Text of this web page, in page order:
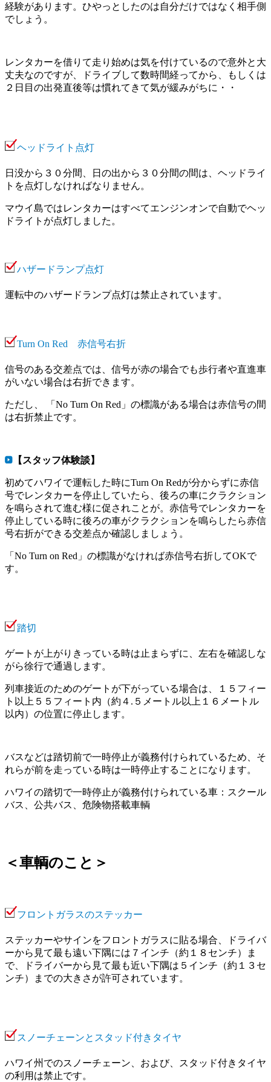
経験があります。ひやっとしたのは自分だけではなく相手側
でしょう。
レンタカーを借りて走り始めは気を付けているので意外と大
丈夫なのですが、ドライブして数時間経ってから、もしくは
２日目の出発直後等は慣れてきて気が緩みがちに・・
ヘッドライト点灯
日没から３０分間、日の出から３０分間の間は、ヘッドライ
トを点灯しなければなりません。
マウイ島ではレンタカーはすべてエンジンオンで自動でヘッ
ドライトが点灯しました。
ハザードランプ点灯
運転中のハザードランプ点灯は禁止されています。
Turn On Red 赤信号右折
信号のある交差点では、信号が赤の場合でも歩行者や直進車
がいない場合は右折できます。
ただし、 「No Turn On Red」の標識がある場合は赤信号の間
は右折禁止です。
【スタッフ体験談】
初めてハワイで運転した時にTurn On Redが分からずに赤信
号でレンタカーを停止していたら、後ろの車にクラクション
を鳴らされて進む様に促されことが。赤信号でレンタカーを
停止している時に後ろの車がクラクションを鳴らしたら赤信
号右折ができる交差点か確認しましょう。
「No Turn on Red」の標識がなければ赤信号右折してOKで
す。
踏切
ゲートが上がりきっている時は止まらずに、左右を確認しな
がら徐行で通過します。
列車接近のためのゲートが下がっている場合は、１５フィー
ト以上５５フィート内（約４.５メートル以上１６メートル
以内）の位置に停止します。
バスなどは踏切前で一時停止が義務付けられているため、そ
れらが前を走っている時は一時停止することになります。
ハワイの踏切で一時停止が義務付けられている車：スクール
バス、公共バス、危険物搭載車輌
＜車輌のこと＞
フロントガラスのステッカー
ステッカーやサインをフロントガラスに貼る場合、ドライバ
ーから見て最も遠い下隅には７インチ（約１８センチ）ま
で、ドライバーから見て最も近い下隅は５インチ（約１３セ
ンチ）までの大きさが許可されています。
スノーチェーンとスタッド付きタイヤ
ハワイ州でのスノーチェーン、および、スタッド付きタイヤ
の利用は禁止です。